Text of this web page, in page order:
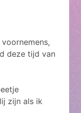
deze tijd van
zijn als ik